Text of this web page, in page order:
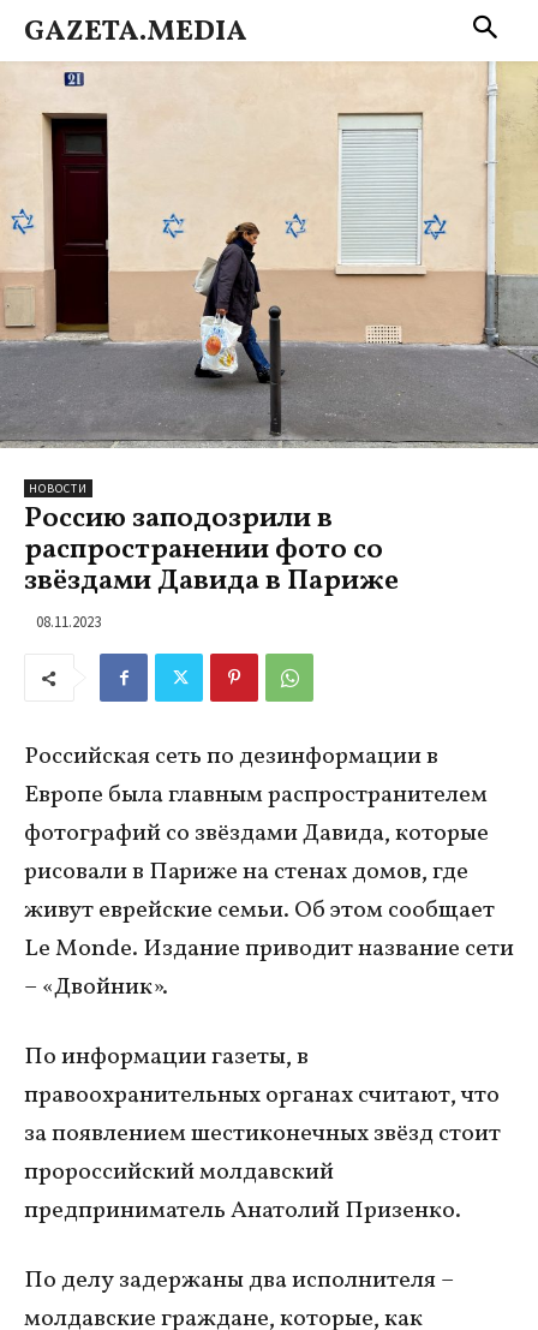
GAZETA.MEDIA
НОВОСТИ
Россию заподозрили в
распространении фото со
звёздами Давида в Париже
08.11.2023
Российская сеть по дезинформации в
Европе была главным распространителем
фотографий со звёздами Давида, которые
рисовали в Париже на стенах домов, где
живут еврейские семьи. Об этом сообщает
Le Monde. Издание приводит название сети
– «Двойник».
По информации газеты, в
правоохранительных органах считают, что
за появлением шестиконечных звёзд стоит
пророссийский молдавский
предприниматель Анатолий Призенко.
По делу задержаны два исполнителя –
молдавские граждане, которые, как